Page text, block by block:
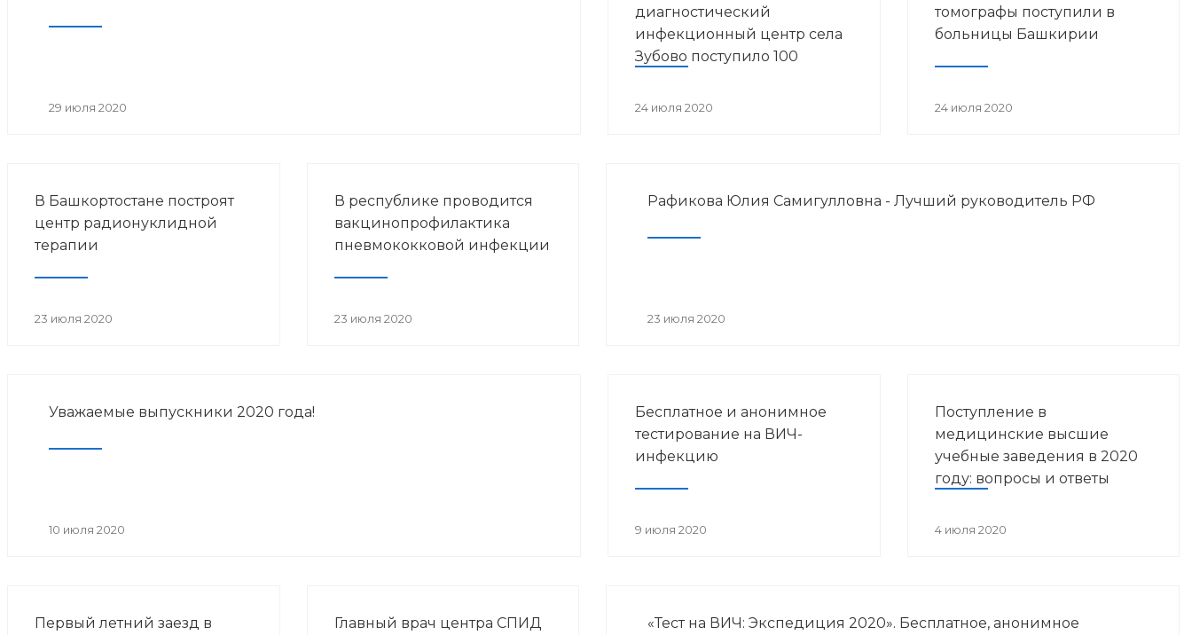
29 июля 2020
диагностический
инфекционный центр села
Зубово поступило 100
вентиляции легких
24 июля 2020
томографы поступили в
больницы Башкирии
24 июля 2020
В Башкортостане построят
центр радионуклидной
терапии
23 июля 2020
В республике проводится
вакцинопрофилактика
пневмококковой инфекции
23 июля 2020
Рафикова Юлия Самигулловна - Лучший руководитель РФ
23 июля 2020
Уважаемые выпускники 2020 года!
10 июля 2020
Бесплатное и анонимное
тестирование на ВИЧ-
инфекцию
9 июля 2020
Поступление в
медицинские высшие
учебные заведения в 2020
году: вопросы и ответы
4 июля 2020
Первый летний заезд в
Главный врач центра СПИД
«Тест на ВИЧ: Экспедиция 2020». Бесплатное, анонимное